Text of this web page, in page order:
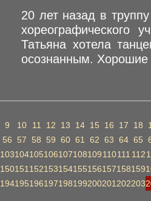
20 лет назад в
хореографического
Татьяна хотела
осознанным. Хорошие
9 10 11 12 13 14 15 16 17 18
56 57 58 59 60 61 62 63 64 65
103104105106107108109110111 112
150151 152153154155156157158159
194195196197198199200201 202203